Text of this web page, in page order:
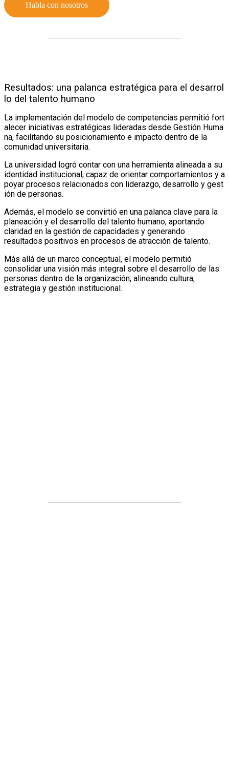
Habla con nosotros
Resultados: una palanca estratégica para el desarrol
lo del talento humano
La implementación del modelo de competencias permitió fort
alecer iniciativas estratégicas lideradas desde Gestión Huma
na, facilitando su posicionamiento e impacto dentro de la
comunidad universitaria.
La universidad logró contar con una herramienta alineada a su
identidad institucional, capaz de orientar comportamientos y a
poyar procesos relacionados con liderazgo, desarrollo y gest
ión de personas.
Además, el modelo se convirtió en una palanca clave para la
planeación y el desarrollo del talento humano, aportando
claridad en la gestión de capacidades y generando
resultados positivos en procesos de atracción de talento.
Más allá de un marco conceptual, el modelo permitió
consolidar una visión más integral sobre el desarrollo de las
personas dentro de la organización, alineando cultura,
estrategia y gestión institucional.